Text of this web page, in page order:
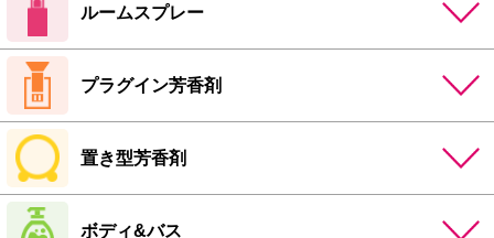
ルームスプレー
プラグイン芳香剤
置き型芳香剤
ボディ&バス